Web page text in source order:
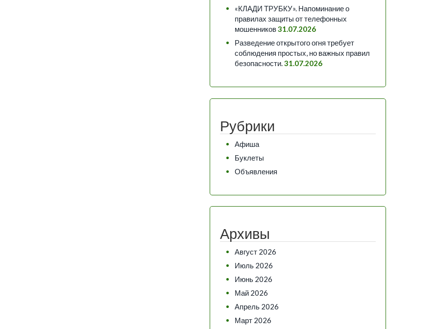
«КЛАДИ ТРУБКУ». Напоминание о
правилах защиты от телефонных
мошенников31.07.2026
Разведение открытого огня требует
соблюдения простых, но важных правил
безопасности.31.07.2026
Рубрики
Афиша
Буклеты
Объявления
Архивы
Август 2026
Июль 2026
Июнь 2026
Май 2026
Апрель 2026
Март 2026